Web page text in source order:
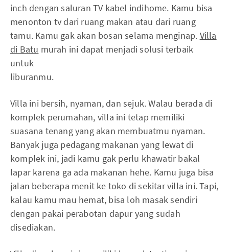
inch dengan saluran TV kabel indihome. Kamu bisa
menonton tv dari ruang makan atau dari ruang
tamu. Kamu gak akan bosan selama menginap. Villa
di Batu murah ini dapat menjadi solusi terbaik
untuk
liburanmu.
Villa ini bersih, nyaman, dan sejuk. Walau berada di
komplek perumahan, villa ini tetap memiliki
suasana tenang yang akan membuatmu nyaman.
Banyak juga pedagang makanan yang lewat di
komplek ini, jadi kamu gak perlu khawatir bakal
lapar karena ga ada makanan hehe. Kamu juga bisa
jalan beberapa menit ke toko di sekitar villa ini. Tapi,
kalau kamu mau hemat, bisa loh masak sendiri
dengan pakai perabotan dapur yang sudah
disediakan.